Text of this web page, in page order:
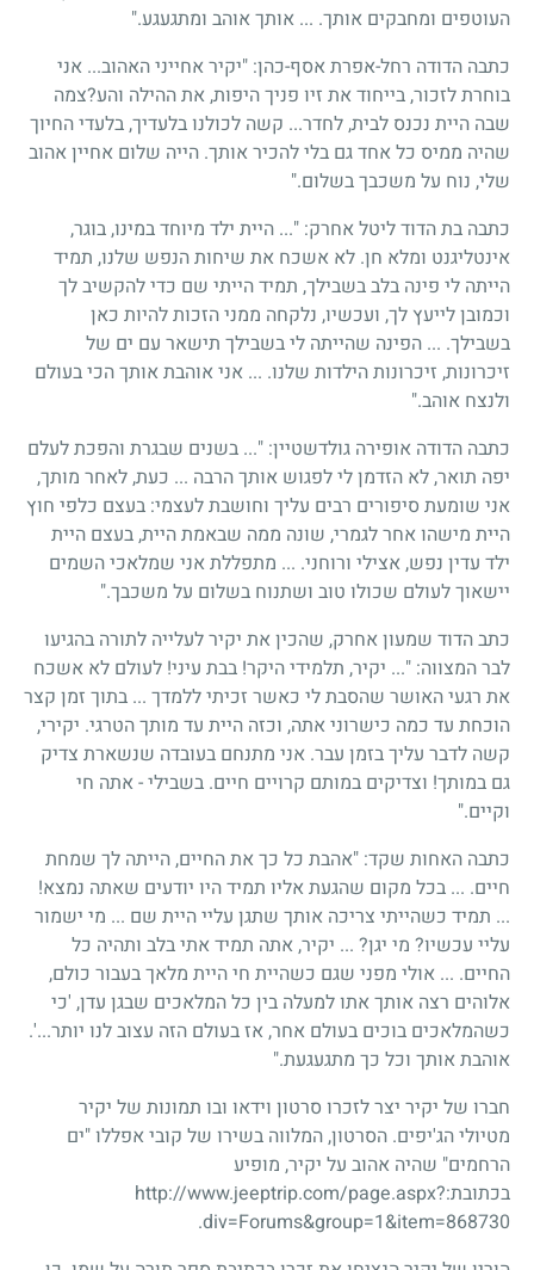
העוטפים ומחבקים אותך. ... אותך אוהב ומתגעגע."
כתבה הדודה רחל-אפרת אסף-כהן: "יקיר אחייני האהוב... אני
בוחרת לזכור, בייחוד את זיו פניך היפות, את ההילה והע?צמה
שבה היית נכנס לבית, לחדר... קשה לכולנו בלעדיך, בלעדי החיוך
שהיה ממיס כל אחד גם בלי להכיר אותך. הייה שלום אחיין אהוב
שלי, נוח על משכבך בשלום."
כתבה בת הדוד ליטל אחרק: "... היית ילד מיוחד במינו, בוגר,
אינטליגנט ומלא חן. לא אשכח את שיחות הנפש שלנו, תמיד
הייתה לי פינה בלב בשבילך, תמיד הייתי שם כדי להקשיב לך
וכמובן לייעץ לך, ועכשיו, נלקחה ממני הזכות להיות כאן
בשבילך. ... הפינה שהייתה לי בשבילך תישאר עם ים של
זיכרונות, זיכרונות הילדות שלנו. ... אני אוהבת אותך הכי בעולם
ולנצח אוהב."
כתבה הדודה אופירה גולדשטיין: "... בשנים שבגרת והפכת לעלם
יפה תואר, לא הזדמן לי לפגוש אותך הרבה ... כעת, לאחר מותך,
אני שומעת סיפורים רבים עליך וחושבת לעצמי: בעצם כלפי חוץ
היית מישהו אחר לגמרי, שונה ממה שבאמת היית, בעצם היית
ילד עדין נפש, אצילי ורוחני. ... מתפללת אני שמלאכי השמים
יישאוך לעולם שכולו טוב ושתנוח בשלום על משכבך."
כתב הדוד שמעון אחרק, שהכין את יקיר לעלייה לתורה בהגיעו
לבר המצווה: "... יקיר, תלמידי היקר! בבת עיני! לעולם לא אשכח
את רגעי האושר שהסבת לי כאשר זכיתי ללמדך ... בתוך זמן קצר
הוכחת עד כמה כישרוני אתה, וכזה היית עד מותך הטרגי. יקירי,
קשה לדבר עליך בזמן עבר. אני מתנחם בעובדה שנשארת צדיק
גם במותך! וצדיקים במותם קרויים חיים. בשבילי - אתה חי
וקיים."
כתבה האחות שקד: "אהבת כל כך את החיים, הייתה לך שמחת
חיים. ... בכל מקום שהגעת אליו תמיד היו יודעים שאתה נמצא!
... תמיד כשהייתי צריכה אותך שתגן עליי היית שם ... מי ישמור
עליי עכשיו? מי יגן? ... יקיר, אתה תמיד אתי בלב ותהיה כל
החיים. ... אולי מפני שגם כשהיית חי היית מלאך בעבור כולם,
אלוהים רצה אותך אתו למעלה בין כל המלאכים שבגן עדן, 'כי
כשהמלאכים בוכים בעולם אחר, אז בעולם הזה עצוב לנו יותר...'.
אוהבת אותך וכל כך מתגעגעת."
חברו של יקיר יצר לזכרו סרטון וידאו ובו תמונות של יקיר
מטיולי הג'יפים. הסרטון, המלווה בשירו של קובי אפללו "ים
הרחמים" שהיה אהוב על יקיר, מופיע
בכתובת:http://www.jeeptrip.com/page.aspx?
div=Forums&group=1&item=868730.